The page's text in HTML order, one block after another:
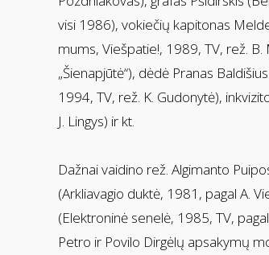
visi 1986), vokiečių kapitonas
mums, Viešpatie!, 1989, TV, rež.
„Šienapjūtė“), dėdė Pranas
1994, TV, rež. K. Gudonytė),
J. Lingys) ir kt.
Dažnai vaidino rež. Algimanto
(Arkliavagio duktė, 1981, pagal A.
(Elektroninė senelė, 1985, TV,
Petro ir Povilo Dirgėlų apsakymų